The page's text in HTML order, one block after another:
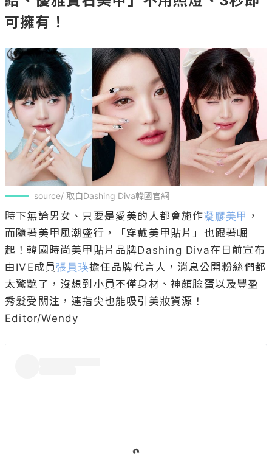
可擁有！
source/ 取自Dashing Diva韓國官網
時下無論男女、只要是愛美的人都會施作凝膠美甲 ，
而隨著美甲風潮盛行，「穿戴美甲貼片」也跟著崛
起！韓國時尚美甲貼片品牌Dashing Diva在日前宣布
由IVE成員張員瑛擔任品牌代言人，消息公開粉絲們都
太驚艷了，沒想到小員不僅身材、神顏臉蛋以及豐盈
秀髮受關注，連指尖也能吸引美妝資源！
Editor/Wendy